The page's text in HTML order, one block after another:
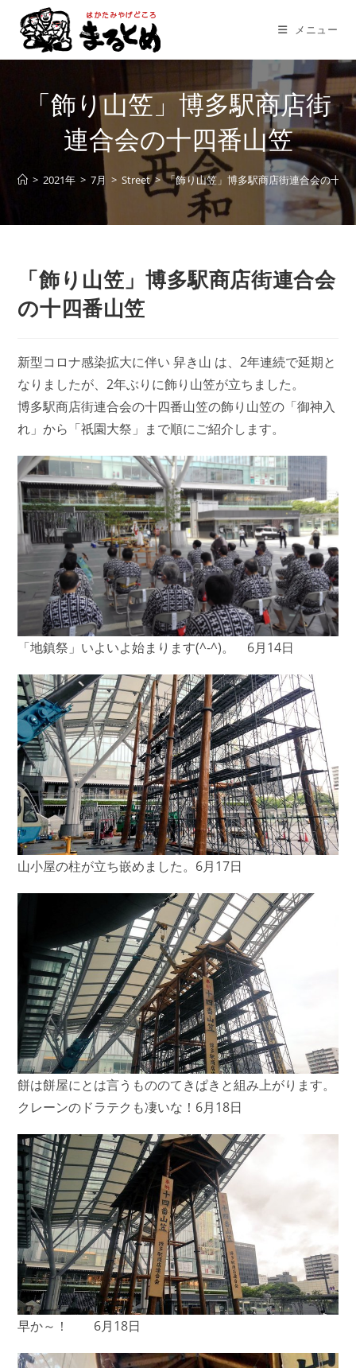
メニュー
「飾り山笠」博多駅商店街
連合会の十四番山笠
> 2021年 > 7月 > Street > 「飾り山笠」博多駅商店街連合会の十四
「飾り山笠」博多駅商店街連合会
の十四番山笠
新型コロナ感染拡大に伴い 舁き山 は、2年連続で延期と
なりましたが、2年ぶりに飾り山笠が立ちました。
博多駅商店街連合会の十四番山笠の飾り山笠の「御神入
れ」から「祇園大祭」まで順にご紹介します。
「地鎮祭」いよいよ始まります(^-^)。 6月14日
山小屋の柱が立ち嵌めました。6月17日
餅は餅屋にとは言うもののてきぱきと組み上がります。
クレーンのドラテクも凄いな！6月18日
早か～！ 6月18日